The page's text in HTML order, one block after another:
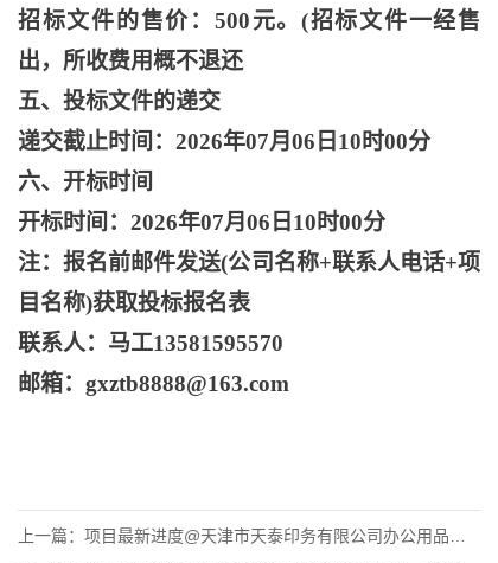
招标文件的售价： 500元。(招标文件一经售
出，所收费用概不退还
五、投标文件的递交
递交截止时间： 2026年07月06日10时00分
六、开标时间
开标时间： 2026年07月06日10时00分
注：报名前邮件发送(公司名称+联系人电话+项
目名称)获取投标报名表
联系人：马工13581595570
邮箱： gxztb8888@163.com
上一篇： 项目最新进度@天津市天泰印务有限公司办公用品及耗材等供应商入